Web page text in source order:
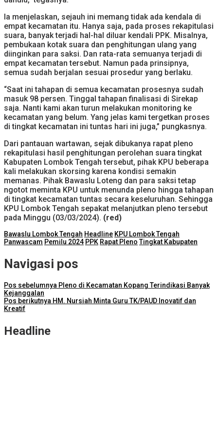
Ia menjelaskan, sejauh ini memang tidak ada kendala di
empat kecamatan itu. Hanya saja, pada proses rekapitulasi
suara, banyak terjadi hal-hal diluar kendali PPK. Misalnya,
pembukaan kotak suara dan penghitungan ulang yang
diinginkan para saksi. Dan rata-rata semuanya terjadi di
empat kecamatan tersebut. Namun pada prinsipnya,
semua sudah berjalan sesuai prosedur yang berlaku.
“Saat ini tahapan di semua kecamatan prosesnya sudah
masuk 98 persen. Tinggal tahapan finalisasi di Sirekap
saja. Nanti kami akan turun melakukan monitoring ke
kecamatan yang belum. Yang jelas kami tergetkan proses
di tingkat kecamatan ini tuntas hari ini juga,” pungkasnya.
Dari pantauan wartawan, sejak dibukanya rapat pleno
rekapitulasi hasil penghitungan perolehan suara tingkat
Kabupaten Lombok Tengah tersebut, pihak KPU beberapa
kali melakukan skorsing karena kondisi semakin
memanas. Pihak Bawaslu Loteng dan para saksi tetap
ngotot meminta KPU untuk menunda pleno hingga tahapan
di tingkat kecamatan tuntas secara keseluruhan. Sehingga
KPU Lombok Tengah sepakat melanjutkan pleno tersebut
pada Minggu (03/03/2024). (red)
Bawaslu Lombok Tengah Headline KPU Lombok Tengah
Panwascam Pemilu 2024 PPK Rapat Pleno Tingkat Kabupaten
Navigasi pos
Pos sebelumnya Pleno di Kecamatan Kopang Terindikasi Banyak
Kejanggalan
Pos berikutnya HM. Nursiah Minta Guru TK/PAUD Inovatif dan
Kreatif
Headline